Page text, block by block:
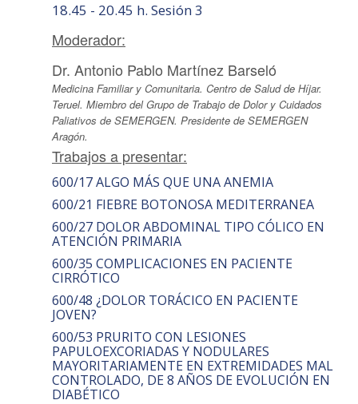
18.45 - 20.45 h. Sesión 3
Moderador:
Dr. Antonio Pablo Martínez Barseló
Medicina Familiar y Comunitaria. Centro de Salud de Híjar.
Teruel. Miembro del Grupo de Trabajo de Dolor y Cuidados
Paliativos de SEMERGEN. Presidente de SEMERGEN
Aragón.
Trabajos a presentar:
600/17 ALGO MÁS QUE UNA ANEMIA
600/21 FIEBRE BOTONOSA MEDITERRANEA
600/27 DOLOR ABDOMINAL TIPO CÓLICO EN
ATENCIÓN PRIMARIA
600/35 COMPLICACIONES EN PACIENTE
CIRRÓTICO
600/48 ¿DOLOR TORÁCICO EN PACIENTE
JOVEN?
600/53 PRURITO CON LESIONES
PAPULOEXCORIADAS Y NODULARES
MAYORITARIAMENTE EN EXTREMIDADES MAL
CONTROLADO, DE 8 AÑOS DE EVOLUCIÓN EN
DIABÉTICO